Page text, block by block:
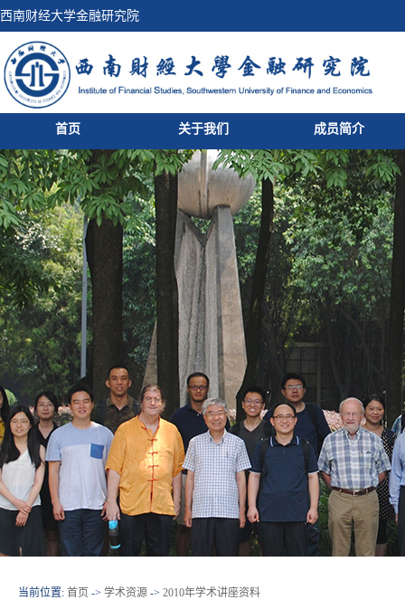
西南财经大学金融研究院
首页 关于我们 成员简介
当前位置: 首页 -> 学术资源 -> 2010年学术讲座资料